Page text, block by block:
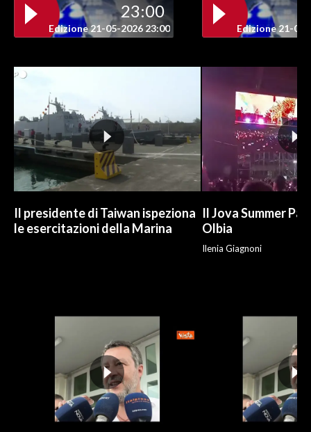
23:00
Edizione 21-05-2026 23:00 Edizione 21-05-
Il presidente di Taiwan ispeziona
le esercitazioni della Marina
Il Jova Summer
Olbia
Ilenia Giagnoni